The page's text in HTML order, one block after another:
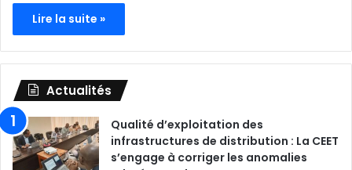
Lire la suite »
Actualités
Qualité d’exploitation des
infrastructures de distribution : La CEET
s’engage à corriger les anomalies